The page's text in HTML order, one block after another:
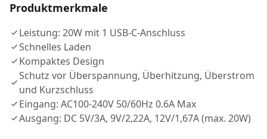
Produktmerkmale
Leistung: 20W mit 1 USB-C-Anschluss
Schnelles Laden
Kompaktes Design
Schutz vor Überspannung, Überhitzung, Überstrom
und Kurzschluss
Eingang: AC100-240V 50/60Hz 0.6A Max
Ausgang: DC 5V/3A, 9V/2,22A, 12V/1,67A (max. 20W)